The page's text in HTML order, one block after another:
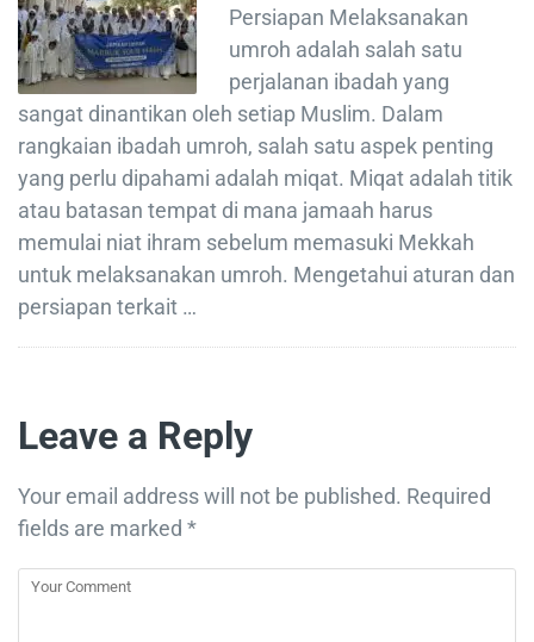
Persiapan Melaksanakan
umroh adalah salah satu
perjalanan ibadah yang
sangat dinantikan oleh setiap Muslim. Dalam
rangkaian ibadah umroh, salah satu aspek penting
yang perlu dipahami adalah miqat. Miqat adalah titik
atau batasan tempat di mana jamaah harus
memulai niat ihram sebelum memasuki Mekkah
untuk melaksanakan umroh. Mengetahui aturan dan
persiapan terkait …
Leave a Reply
Your email address will not be published. Required
fields are marked *